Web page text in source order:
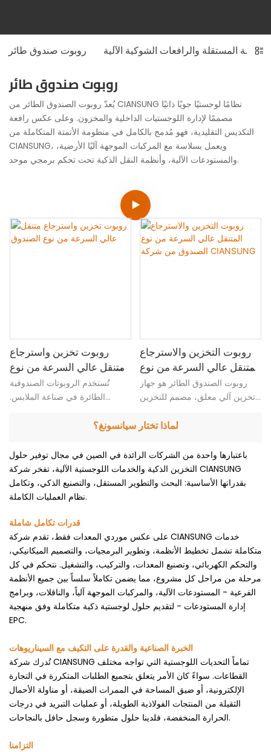
روبوت صندوق طائر المستقلة والرافعات الشوكية الآلية
روبوت صندوق طائر
يُعدّ روبوت الصندوق الطائر من CIANSUNG نظامًا لوجستيًا جويًا ذاتيًا
مصممًا لإدارة اللوجستيات الداخلية والمخزون. وعلى عكس رافعة
التكديس التقليدية، فهو مُدمج بالكامل في منظومة الأتمتة المتكاملة من
CIANSUNG، ويعمل بسلاسة مع المركبات الموجهة آليًا الأرضية،
والمستودعات الآلية، وأنظمة النقل الذكية تحت تحكم برمجي موحد.
روبوت تخزين واسترجاع
متنقل عالي السرعة من نوع
الصندوق
تُستخدم الروبوتات الصندوقية
الطائرة في صناعة الملابس.
فإنها تحقق توصيل البضائع إلى
سريع وذو إنتاجية عالية، ويحسن
سعة التخزين وكفاءة الاسترجاع.
روبوت التخزين والاسترجاع
المتنقل عالي السرعة من نوع
الصندوق من شركة
CIANSUNG
روبوت الصندوق الطائر هو جهاز
تخزين آلي معلق، مصمم للتخزين
بكفاءة. يتميز بتصميم معلق خفيف
الأرضية: يُركب مباشرة فوق
الرفوف القياسية، مما يوفر مساحة
أرضية. يتميز بكفاءة تشغيل عالية،
والإلكترونيات، وغيرها من
الصناعات.
لماذا تختار سيانسونغ؟
باعتبارها واحدة من الشركات الرائدة في الصين في مجال توفير حلول
التخزين الذكية والخدمات اللوجستية الآلية، تفخر شركة CIANSUNG
بقدراتها الأساسية: البحث والتطوير المستقل، والتصنيع الذكي، وتكامل
نظام العمليات الكاملة.
قدرات تكامل شاملة
على عكس موردي المعدات فقط، تقدم شركة CIANSUNG خدمات
متكاملة تشمل تخطيط الأنظمة، وتطوير البرمجيات، والتصميم الميكانيكي،
والتحكم الكهربائي، وتصنيع المعدات، والتركيب، والتشغيل. نتحكم في كل
مرحلة من مراحل كل مشروع، مما يضمن تكاملاً سلساً بين جميع الأنظمة
الفرعية - المستودعات الآلية، والمركبات الموجهة آلياً، والناقلات، وبرامج
إدارة المستودعات - لتقديم حلول لوجستية ذكية متكاملة وفق منهجية
EPC.
الخبرة الصناعية والقدرة على التكيف مع السيناريوهات
تُدرك شركة CIANSUNG تماماً التحديات اللوجستية التي تواجه مختلف
القطاعات. سواءً كان الأمر يتعلق بتجميع الطلبات المتكررة في التجارة
الإلكترونية، أو ضيق المساحة في الممرات الضيقة، أو مناولة الأحمال
الثقيلة من المنتجات الفولاذية الطويلة، أو عمليات التبريد في درجات
الحرارة المنخفضة، فلدينا حلول متطورة وسجل حافل بالنجاحات.
التزامنا